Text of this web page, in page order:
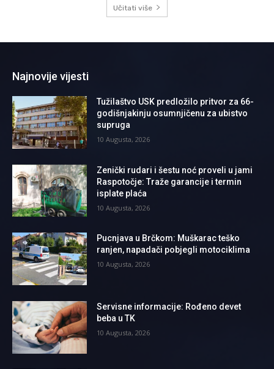
Učitati više
Najnovije vijesti
Tužilaštvo USK predložilo pritvor za 66-
godišnjakinju osumnjičenu za ubistvo
supruga
10 Augusta, 2026
Zenički rudari i šestu noć proveli u jami
Raspotočje: Traže garancije i termin
isplate plaća
10 Augusta, 2026
Pucnjava u Brčkom: Muškarac teško
ranjen, napadači pobjegli motociklima
10 Augusta, 2026
Servisne informacije: Rođeno devet
beba u TK
10 Augusta, 2026